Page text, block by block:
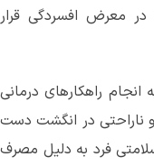
معرض افسردگی قرار
راهکارهای درمانی
ناراحتی در انگشت دست
فرد به دلیل مصرف